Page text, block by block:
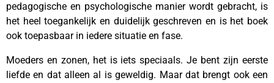
pedagogische en psychologische manier wordt gebracht, is
het heel toegankelijk en duidelijk geschreven en is het boek
ook toepasbaar in iedere situatie en fase.
Moeders en zonen, het is iets speciaals. Je bent zijn eerste
liefde en dat alleen al is geweldig. Maar dat brengt ook een